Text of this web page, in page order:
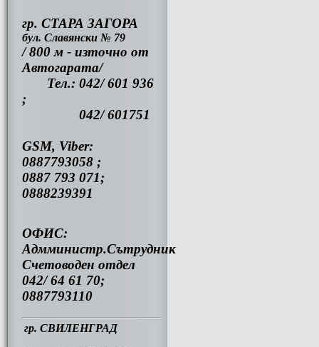
гр. СТАРА ЗАГОРА
бул. Славянски № 79
/ 800 м - източно от
Автогарата/
Тел.: 042/ 601 936
;
042/ 601751
GSM, Viber:
0887793058 ;
0887 793 071;
0888239391
ОФИС:
Адмминистр.Сътрудник
Счетоводен отдел
042/ 64 61 70;
0887793110
гр. СВИЛЕНГРАД